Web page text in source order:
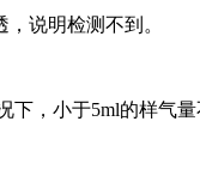
说明检测不到。
，小于5ml的样气量